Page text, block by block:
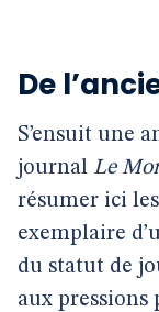
De
S’ensuit une
journal Le
résumer ici les
exemplaire
du statut de
aux